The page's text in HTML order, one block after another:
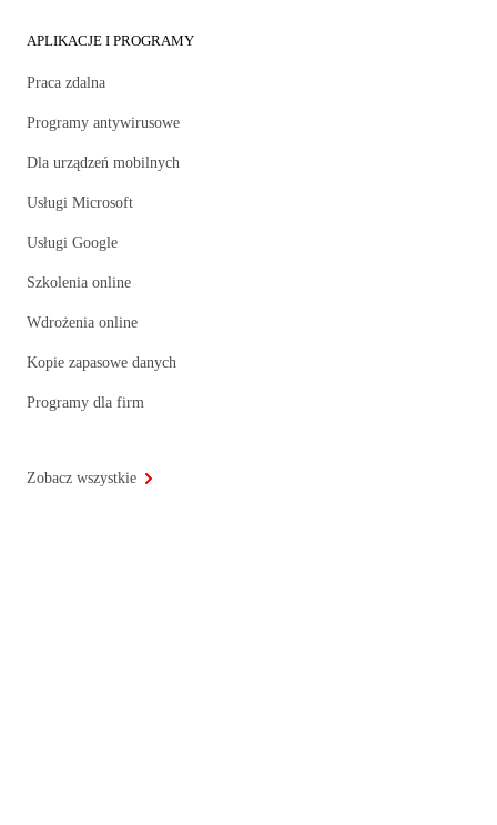
APLIKACJE I PROGRAMY
Praca zdalna
Programy antywirusowe
Dla urządzeń mobilnych
Usługi Microsoft
Usługi Google
Szkolenia online
Wdrożenia online
Kopie zapasowe danych
Programy dla firm
Zobacz wszystkie